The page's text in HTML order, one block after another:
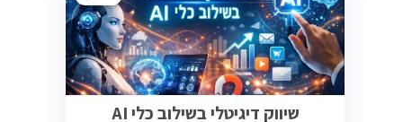
שיווק דיגיטלי בשילוב כלי AI